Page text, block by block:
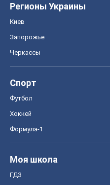
Регионы Украины
Киев
Запорожье
Черкассы
Спорт
Футбол
Хоккей
Формула-1
Моя школа
ГДЗ